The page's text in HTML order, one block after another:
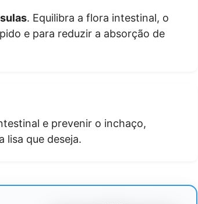
. Equilibra a flora intestinal, o
e para reduzir a absorção de
e prevenir o inchaço,
lisa que deseja.